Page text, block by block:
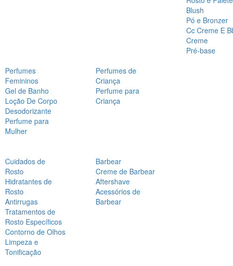
Blush
Pó e Bronzer
Cc Creme E
Creme
Pré-base
Perfumes
Femininos
Gel de Banho
Loção De Corpo
Desodorizante
Perfume para
Mulher
Perfumes de
Criança
Perfume para
Criança
Cuidados de
Rosto
Hidratantes de
Rosto
Antirrugas
Tratamentos de
Rosto Específicos
Contorno de Olhos
Limpeza e
Tonificação
Barbear
Creme de Barbear
Aftershave
Acessórios de
Barbear